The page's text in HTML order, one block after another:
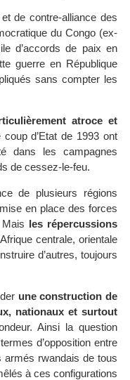
de contre-alliance des
du Congo (ex-
d’accords de paix en
guerre en République
sans compter les
atroce et
d’Etat de 1993 ont
dans les campagnes
de cessez-le-feu.
de plusieurs régions
en place des forces
les répercussions
centrale, orientale
d’autres, toujours
une construction de
nationaux et surtout
Ainsi la question
d’opposition entre
rwandais de tous
à ces configurations